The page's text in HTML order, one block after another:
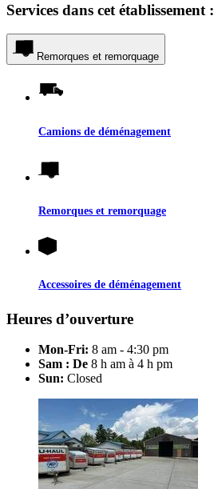
Services dans cet établissement :
Remorques et remorquage
Camions de déménagement
Remorques et remorquage
Accessoires de déménagement
Heures d’ouverture
Mon-Fri: 8 am - 4:30 pm
Sam : De 8 h am à 4 h pm
Sun: Closed